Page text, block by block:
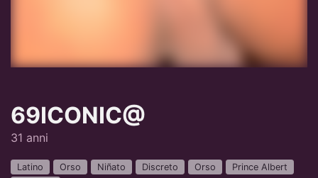
69ICONIC@
31 anni
Latino Orso Niñato Discreto Orso
Prince Albert